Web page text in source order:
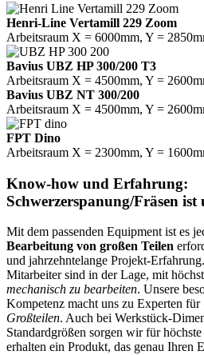
Henri-Line Vertamill 229 Zoom
Arbeitsraum X = 6000mm, Y =
Bavius UBZ HP 300/200 T3
Arbeitsraum X = 4500mm, Y =
Bavius UBZ NT 300/200
Arbeitsraum X = 4500mm, Y =
FPT Dino
Arbeitsraum X = 2300mm, Y =
Know-how und Erfahrung:
Schwerzerspanung/Fräsen ist
Mit dem passenden Equipment ist es
Bearbeitung von großen Teilen
und jahrzehntelange Projekt-
Mitarbeiter sind in der Lage, mit
mechanisch zu bearbeiten. Unsere
Kompetenz macht uns zu Experten für
Großteilen. Auch bei Werkstück-
Standardgrößen sorgen wir für
erhalten ein Produkt, das genau Ihren